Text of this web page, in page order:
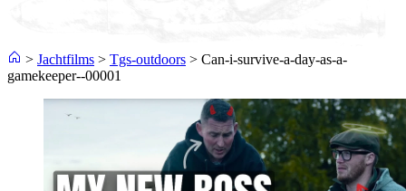
> Jachtfilms > Tgs-outdoors > Can-i-survive-a-day-as-a-
gamekeeper--00001